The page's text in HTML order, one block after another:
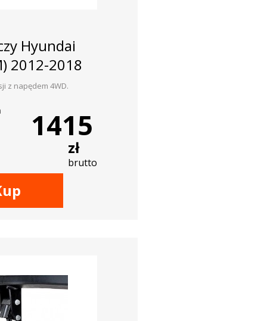
Hyundai
2012-2018
z napędem 4WD.
1415
zł
brutto